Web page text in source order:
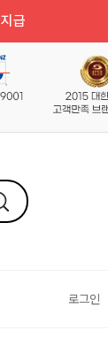
급
로그인